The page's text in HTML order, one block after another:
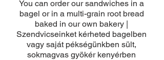
You can order our sandwiches in a
bagel or in a multi-grain root bread
baked in our own bakery |
Szendvicseinket kérheted bagelben
vagy saját pékségünkben sült,
sokmagvas gyökér kenyérben